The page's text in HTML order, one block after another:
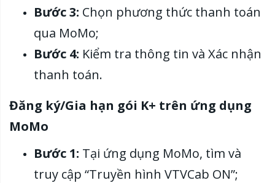
Bước 3: Chọn phương thức thanh toán
qua MoMo;
Bước 4: Kiểm tra thông tin và Xác nhận
thanh toán.
Đăng ký/Gia hạn gói K+ trên ứng dụng
MoMo
Bước 1: Tại ứng dụng MoMo, tìm và
truy cập “Truyền hình VTVCab ON”;